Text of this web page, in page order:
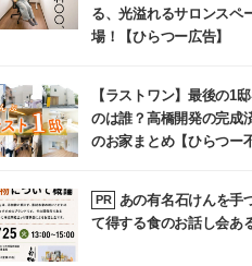
る、光溢れるサロンスペ
場！【ひらつー広告】
【ラストワン】最後の1
のは誰？高橋開発の完成
のお家まとめ【ひらつー
PR
あの有名石けんを手
て得する食のお話し会あ